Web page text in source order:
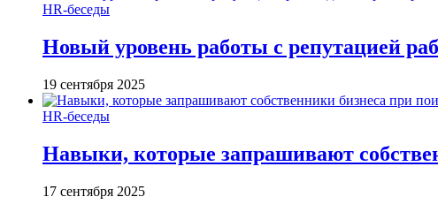
HR-беседы
Новый уровень работы с репутацией
19 сентября 2025
HR-беседы
Навыки, которые запрашивают
17 сентября 2025